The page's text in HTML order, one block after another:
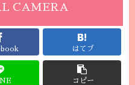
CAMERA
はてブ
コピー